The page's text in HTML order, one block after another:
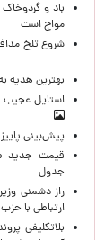
باد و
مواج است
شروع تلخ
بهترین هدیه
استایل عجیب
پیش‌بینی
جدول
راز دشمنی
ارتباطی با
بلاتکلیفی